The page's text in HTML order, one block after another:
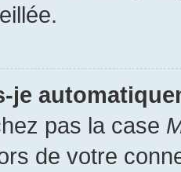
je
pas la case
de votre